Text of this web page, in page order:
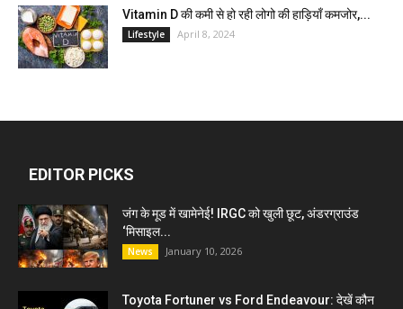
Vitamin D की कमी से हो रही लोगो की हाड़ियाँ कमजोर,...
Lifestyle April 8, 2024
EDITOR PICKS
जंग के मूड में खामेनेई! IRGC को खुली छूट, अंडरग्राउंड
‘मिसाइल...
News January 10, 2026
Toyota Fortuner vs Ford Endeavour: देखें कौन